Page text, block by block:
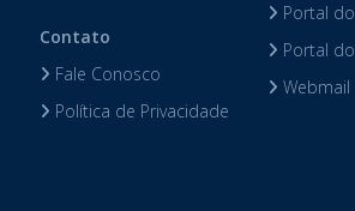
Contato
Fale Conosco
Política de Privacidade
Portal
Portal
Webmail